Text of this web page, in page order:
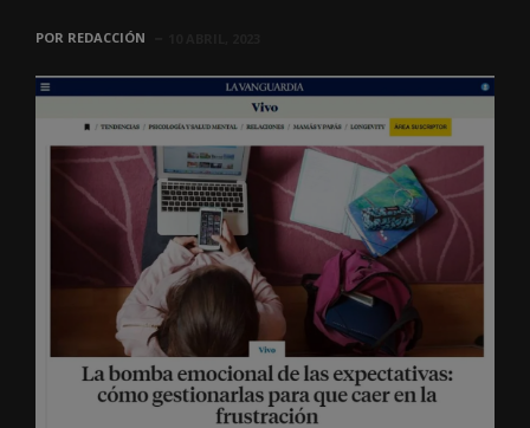
POR REDACCIÓN